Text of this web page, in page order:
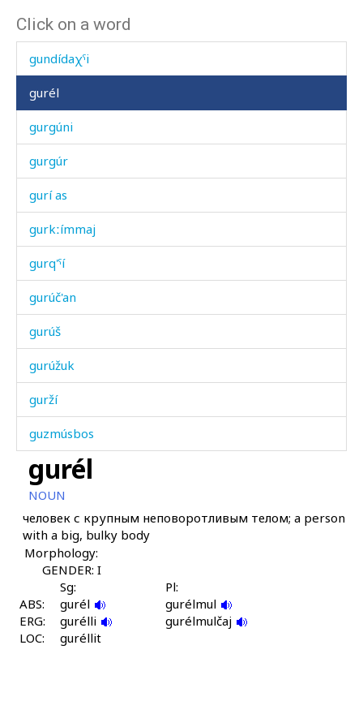
Click on a word
gundí
gundídaχˤi
gurél
gurgúni
gurgúr
gurí as
gurkːímmaj
gurq'ˤí
gurúč'an
gurúš
gurúžuk
gurží
guzmúsbos
guzrú
gučúlab
guž
gužá
gužgát
guːʁ giχ giχ giχ
gurél
NOUN
человек с крупным неповоротливым телом; a person
with a big, bulky body
Morphology:
GENDER: I
Sg:
Pl:
ABS:
gurél
gurélmul
ERG:
gurélli
gurélmulčaj
LOC:
guréllit